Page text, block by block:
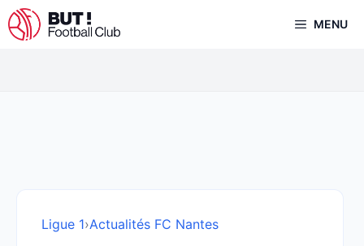
Aller
au
MENU
Ligue 1›Actualités FC Nantes